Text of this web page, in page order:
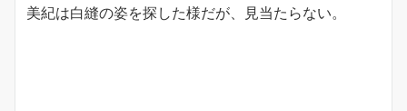
美紀は白縫の姿を探した様だが、見当たらない。